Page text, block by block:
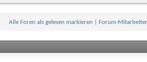
Alle Foren als gelesen markieren Forum-